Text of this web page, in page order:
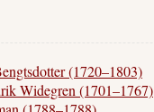
(1720–1803)
Widegren (1701–1767)